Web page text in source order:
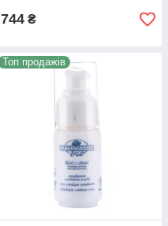
744 ₴
Топ продажів